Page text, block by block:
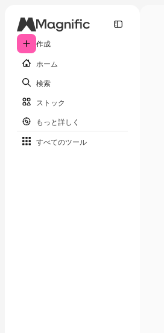
作成
ホーム
検索
ストック
もっと詳しく
すべてのツール